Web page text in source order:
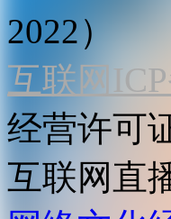
2022）
互联网
经营许可
互联网直